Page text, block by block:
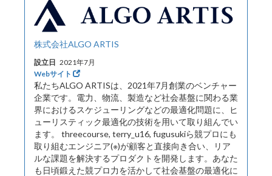
株式会社ALGO ARTIS
設立日 2021年7月
Webサイト
私たちALGO ARTISは、2021年7月創業のベンチャー
企業です。電力、物流、製造など社会基盤に関わる業
界におけるスケジューリングなどの最適化問題に、ヒ
ューリスティック最適化の技術を用いて取り組んでい
ます。 threecourse, terry_u16, fugusukiら競プロにも
取り組むエンジニア(※)が顧客と直接向き合い、リア
ルな課題を解決するプロダクトを開発します。あなた
も日頃鍛えた競プロ力を活かして社会基盤の最適化に